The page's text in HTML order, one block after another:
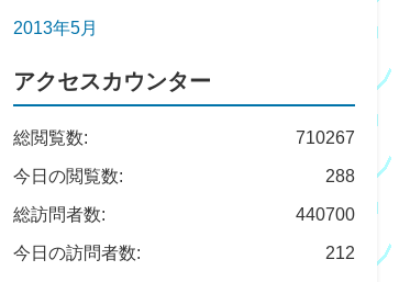
2013年5月
アクセスカウンター
710267
総閲覧数:
288
今日の閲覧数:
440700
総訪問者数:
212
今日の訪問者数: